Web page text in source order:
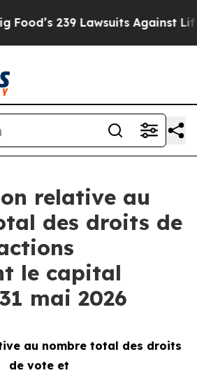
239 Lawsuits Against
relative au
des droits de
le capital
mai 2026
au nombre total des droits
de vote et